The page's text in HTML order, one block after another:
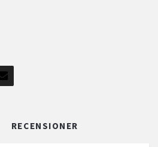
RECENSIONER